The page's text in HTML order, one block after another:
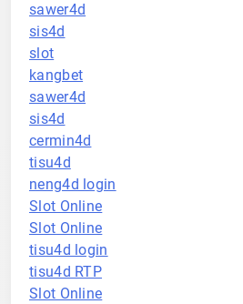
sawer4d
sis4d
slot
kangbet
sawer4d
sis4d
cermin4d
tisu4d
neng4d login
Slot Online
Slot Online
tisu4d login
tisu4d RTP
Slot Online